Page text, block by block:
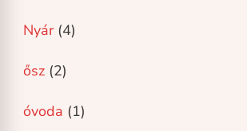
Nyár(4)
ősz (2)
óvoda (1)